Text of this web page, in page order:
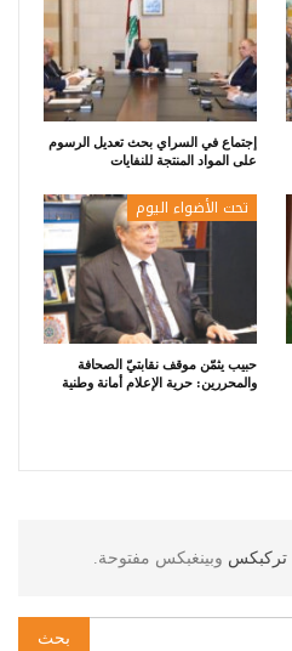
إجتماع في السراي بحث تعديل الرسوم
على المواد المنتجة للنفايات
تحت الأضواء اليوم
حبيب يثمّن موقف نقابتيّ الصحافة
والمحررين: حرية الإعلام أمانة وطنية
تركبكس وبينغبكس مفتوحة.